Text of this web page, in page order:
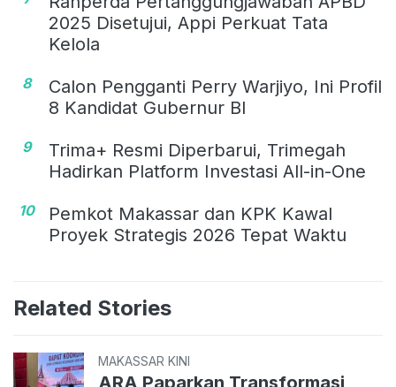
2025 Disetujui, Appi Perkuat Tata
Kelola
8
Calon Pengganti Perry Warjiyo, Ini Profil
8 Kandidat Gubernur BI
9
Trima+ Resmi Diperbarui, Trimegah
Hadirkan Platform Investasi All-in-One
10
Pemkot Makassar dan KPK Kawal
Proyek Strategis 2026 Tepat Waktu
Related Stories
MAKASSAR KINI